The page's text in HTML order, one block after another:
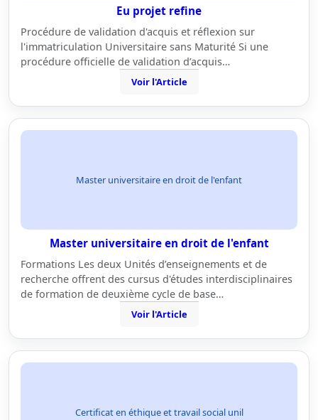
Eu projet refine
Procédure de validation d'acquis et réflexion sur
l'immatriculation Universitaire sans Maturité Si une
procédure officielle de validation d’acquis…
Voir l'Article
Master universitaire en droit de l'enfant
Master universitaire en droit de l'enfant
Formations Les deux Unités d’enseignements et de
recherche offrent des cursus d'études interdisciplinaires
de formation de deuxième cycle de base…
Voir l'Article
Certificat en éthique et travail social unil